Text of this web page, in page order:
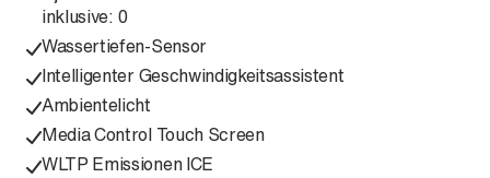
inklusive: 0
Wassertiefen-Sensor
Intelligenter Geschwindigkeitsassistent
Ambientelicht
Media Control Touch Screen
WLTP Emissionen ICE